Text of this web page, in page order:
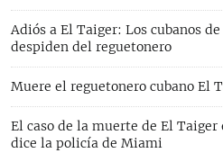
Adiós a El Taiger: Los cubanos
despiden del reguetonero
Muere el reguetonero cubano El
El caso de la muerte de El
dice la policía de Miami